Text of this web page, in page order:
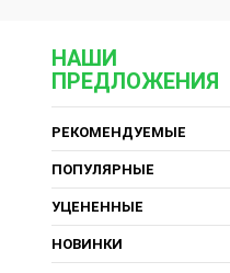
НАШИ
ПРЕДЛОЖЕНИЯ
РЕКОМЕНДУЕМЫЕ
ПОПУЛЯРНЫЕ
УЦЕНЕННЫЕ
НОВИНКИ